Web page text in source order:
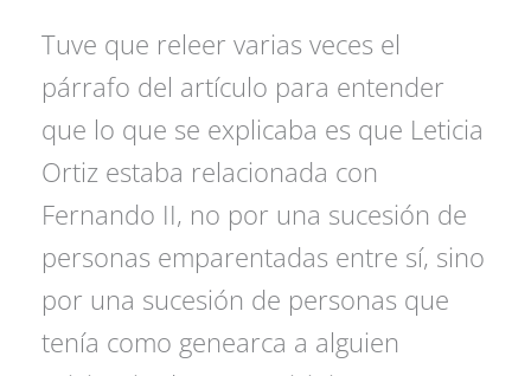
Tuve que releer varias veces el
párrafo del artículo para entender
que lo que se explicaba es que Leticia
Ortiz estaba relacionada con
Fernando II, no por una sucesión de
personas emparentadas entre sí, sino
por una sucesión de personas que
tenía como genearca a alguien